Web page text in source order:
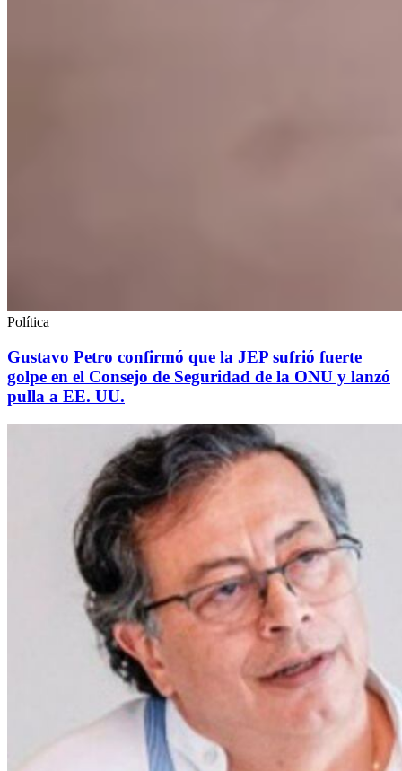
Política
Gustavo Petro confirmó que la JEP sufrió fuerte
golpe en el Consejo de Seguridad de la ONU y lanzó
pulla a EE. UU.